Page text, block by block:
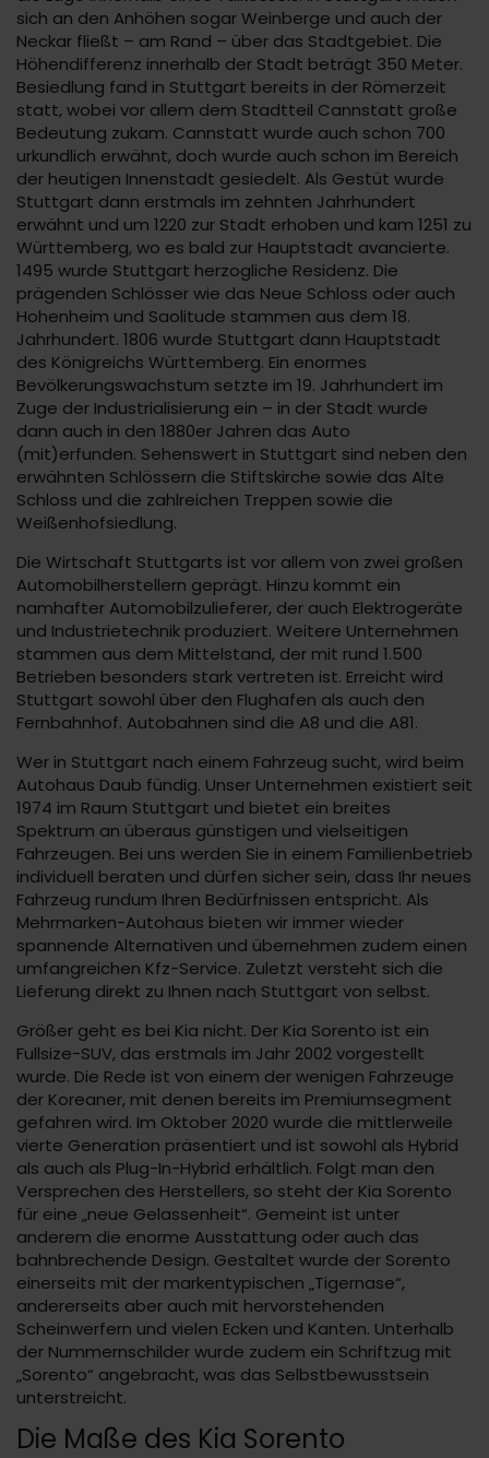
sich an den Anhöhen sogar Weinberge und auch der
Neckar fließt – am Rand – über das Stadtgebiet. Die
Höhendifferenz innerhalb der Stadt beträgt 350 Meter.
Besiedlung fand in Stuttgart bereits in der Römerzeit
statt, wobei vor allem dem Stadtteil Cannstatt große
Bedeutung zukam. Cannstatt wurde auch schon 700
urkundlich erwähnt, doch wurde auch schon im Bereich
der heutigen Innenstadt gesiedelt. Als Gestüt wurde
Stuttgart dann erstmals im zehnten Jahrhundert
erwähnt und um 1220 zur Stadt erhoben und kam 1251 zu
Württemberg, wo es bald zur Hauptstadt avancierte.
1495 wurde Stuttgart herzogliche Residenz. Die
prägenden Schlösser wie das Neue Schloss oder auch
Hohenheim und Saolitude stammen aus dem 18.
Jahrhundert. 1806 wurde Stuttgart dann Hauptstadt
des Königreichs Württemberg. Ein enormes
Bevölkerungswachstum setzte im 19. Jahrhundert im
Zuge der Industrialisierung ein – in der Stadt wurde
dann auch in den 1880er Jahren das Auto
(mit)erfunden. Sehenswert in Stuttgart sind neben den
erwähnten Schlössern die Stiftskirche sowie das Alte
Schloss und die zahlreichen Treppen sowie die
Weißenhofsiedlung.
Die Wirtschaft Stuttgarts ist vor allem von zwei großen
Automobilherstellern geprägt. Hinzu kommt ein
namhafter Automobilzulieferer, der auch Elektrogeräte
und Industrietechnik produziert. Weitere Unternehmen
stammen aus dem Mittelstand, der mit rund 1.500
Betrieben besonders stark vertreten ist. Erreicht wird
Stuttgart sowohl über den Flughafen als auch den
Fernbahnhof. Autobahnen sind die A8 und die A81.
Wer in Stuttgart nach einem Fahrzeug sucht, wird beim
Autohaus Daub fündig. Unser Unternehmen existiert seit
1974 im Raum Stuttgart und bietet ein breites
Spektrum an überaus günstigen und vielseitigen
Fahrzeugen. Bei uns werden Sie in einem Familienbetrieb
individuell beraten und dürfen sicher sein, dass Ihr neues
Fahrzeug rundum Ihren Bedürfnissen entspricht. Als
Mehrmarken-Autohaus bieten wir immer wieder
spannende Alternativen und übernehmen zudem einen
umfangreichen Kfz-Service. Zuletzt versteht sich die
Lieferung direkt zu Ihnen nach Stuttgart von selbst.
Größer geht es bei Kia nicht. Der Kia Sorento ist ein
Fullsize-SUV, das erstmals im Jahr 2002 vorgestellt
wurde. Die Rede ist von einem der wenigen Fahrzeuge
der Koreaner, mit denen bereits im Premiumsegment
gefahren wird. Im Oktober 2020 wurde die mittlerweile
vierte Generation präsentiert und ist sowohl als Hybrid
als auch als Plug-In-Hybrid erhältlich. Folgt man den
Versprechen des Herstellers, so steht der Kia Sorento
für eine „neue Gelassenheit“. Gemeint ist unter
anderem die enorme Ausstattung oder auch das
bahnbrechende Design. Gestaltet wurde der Sorento
einerseits mit der markentypischen „Tigernase“,
andererseits aber auch mit hervorstehenden
Scheinwerfern und vielen Ecken und Kanten. Unterhalb
der Nummernschilder wurde zudem ein Schriftzug mit
„Sorento“ angebracht, was das Selbstbewusstsein
unterstreicht.
Die Maße des Kia Sorento